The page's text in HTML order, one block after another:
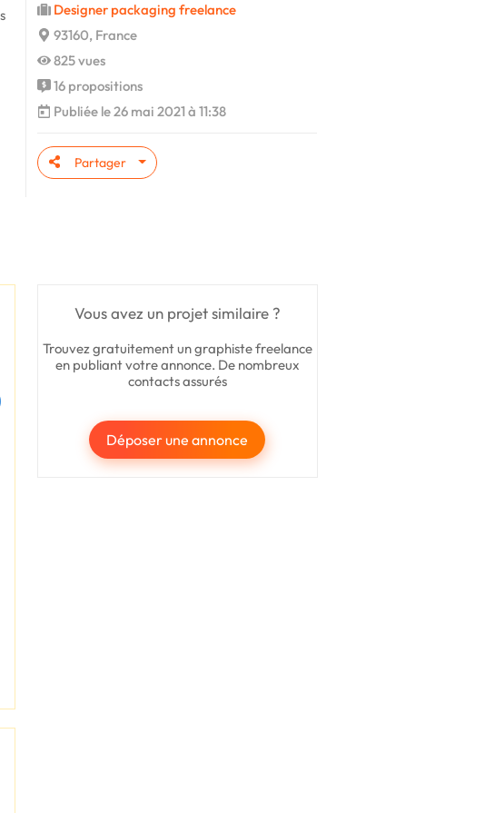
Designer packaging freelance
93160, France
825 vues
16 propositions
Publiée le 26 mai 2021 à 11:38
Partager
Vous avez un projet similaire ?
Trouvez gratuitement un graphiste freelance
en publiant votre annonce. De nombreux
contacts assurés
Déposer une annonce